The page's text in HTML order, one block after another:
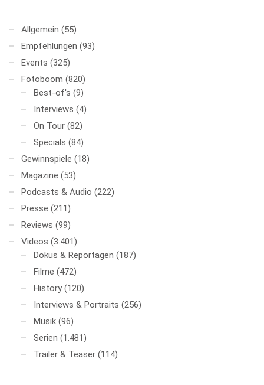
Allgemein (55)
Empfehlungen (93)
Events (325)
Fotoboom (820)
Best-of's (9)
Interviews (4)
On Tour (82)
Specials (84)
Gewinnspiele (18)
Magazine (53)
Podcasts & Audio (222)
Presse (211)
Reviews (99)
Videos (3.401)
Dokus & Reportagen (187)
Filme (472)
History (120)
Interviews & Portraits (256)
Musik (96)
Serien (1.481)
Trailer & Teaser (114)